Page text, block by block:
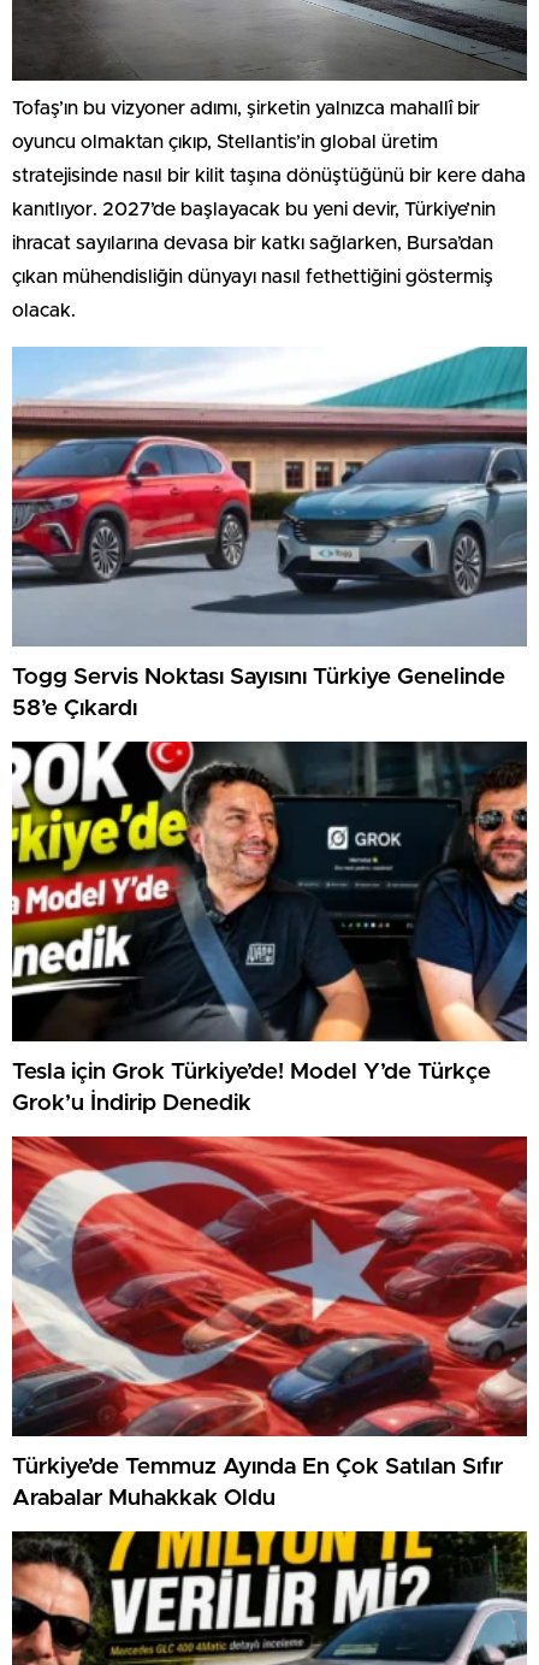
Tofaş’ın bu vizyoner adımı, şirketin yalnızca mahallî bir
oyuncu olmaktan çıkıp, Stellantis’in global üretim
stratejisinde nasıl bir kilit taşına dönüştüğünü bir kere daha
kanıtlıyor. 2027’de başlayacak bu yeni devir, Türkiye’nin
ihracat sayılarına devasa bir katkı sağlarken, Bursa’dan
çıkan mühendisliğin dünyayı nasıl fethettiğini göstermiş
olacak.
Togg Servis Noktası Sayısını Türkiye Genelinde
58’e Çıkardı
Tesla için Grok Türkiye’de! Model Y’de Türkçe
Grok’u İndirip Denedik
Türkiye’de Temmuz Ayında En Çok Satılan Sıfır
Arabalar Muhakkak Oldu